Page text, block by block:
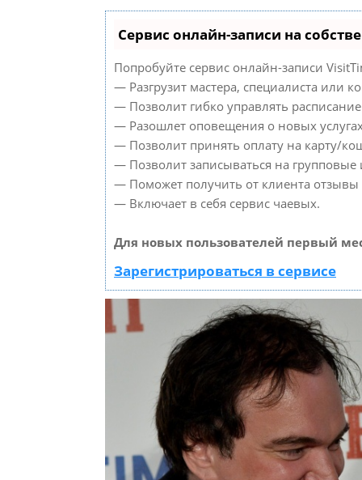
Сервис онлайн-записи на
Попробуйте сервис онлайн-записи
— Разгрузит мастера, специалиста или
— Позволит гибко управлять
— Разошлет оповещения о новых
— Позволит принять оплату на карту/
— Позволит записываться на
— Поможет получить от клиента отзывы
— Включает в себя сервис чаевых.
Для новых пользователей первый
Зарегистрироваться в сервисе